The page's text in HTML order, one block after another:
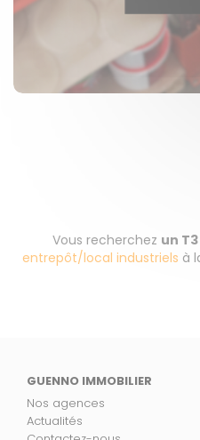
Vous recherchez un
entrepôt/local industriels à
GUENNO IMMOBILIER
Nos agences
Actualités